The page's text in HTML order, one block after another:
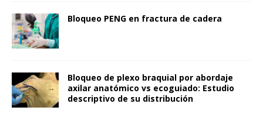
Bloqueo PENG en fractura de cadera
Bloqueo de plexo braquial por abordaje
axilar anatómico vs ecoguiado: Estudio
descriptivo de su distribución